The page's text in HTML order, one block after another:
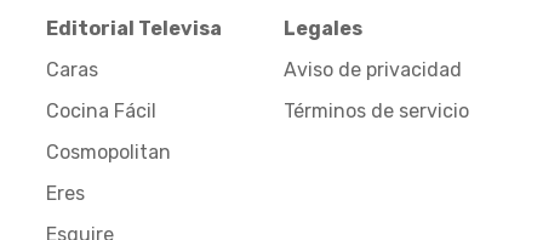
Editorial Televisa
Caras
Cocina Fácil
Cosmopolitan
Eres
Esquire
Legales
Aviso de privacidad
Términos de servicio